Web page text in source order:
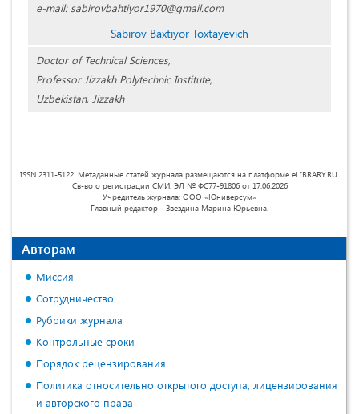
е-mail: sabirovbahtiyor1970@gmail.com
Sabirov Baxtiyor Toxtayevich
Doctor of Technical Sciences,
Professor Jizzakh Polytechnic Institute,
Uzbekistan, Jizzakh
ISSN 2311-5122. Метаданные статей журнала размещаются на платформе eLIBRARY.RU.
Св-во о регистрации СМИ: ЭЛ № ФС77-91806 от 17.06.2026
Учредитель журнала: ООО «Юниверсум»
Главный редактор - Звездина Марина Юрьевна.
Авторам
Миссия
Сотрудничество
Рубрики журнала
Контрольные сроки
Порядок рецензирования
Политика относительно открытого доступа, лицензирования
и авторского права